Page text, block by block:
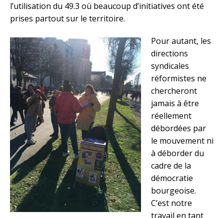
l’utilisation du 49.3 où beaucoup d’initiatives ont été
prises partout sur le territoire.
Pour autant, les
directions
syndicales
réformistes ne
chercheront
jamais à être
réellement
débordées par
le mouvement ni
à déborder du
cadre de la
démocratie
bourgeoise.
C’est notre
travail en tant